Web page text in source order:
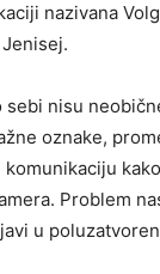
nazivana
sebi nisu
oznake,
Problem
u